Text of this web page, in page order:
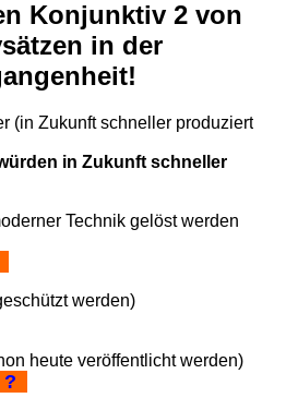
Konjunktiv 2 von
in der
(in Zukunft schneller produziert
in Zukunft schneller
Technik gelöst werden
werden)
heute veröffentlicht werden)
?